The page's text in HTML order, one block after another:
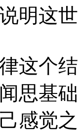
明这
个结
思基
感觉